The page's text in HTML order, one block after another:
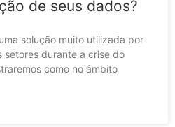
de seus dados?
solução muito utilizada por
setores durante a crise do
como no âmbito